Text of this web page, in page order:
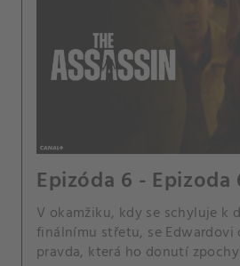
Epizóda 6 - Epizoda
V okamžiku, kdy se schyluje k
finálnímu střetu, se
pravda, která ho donutí